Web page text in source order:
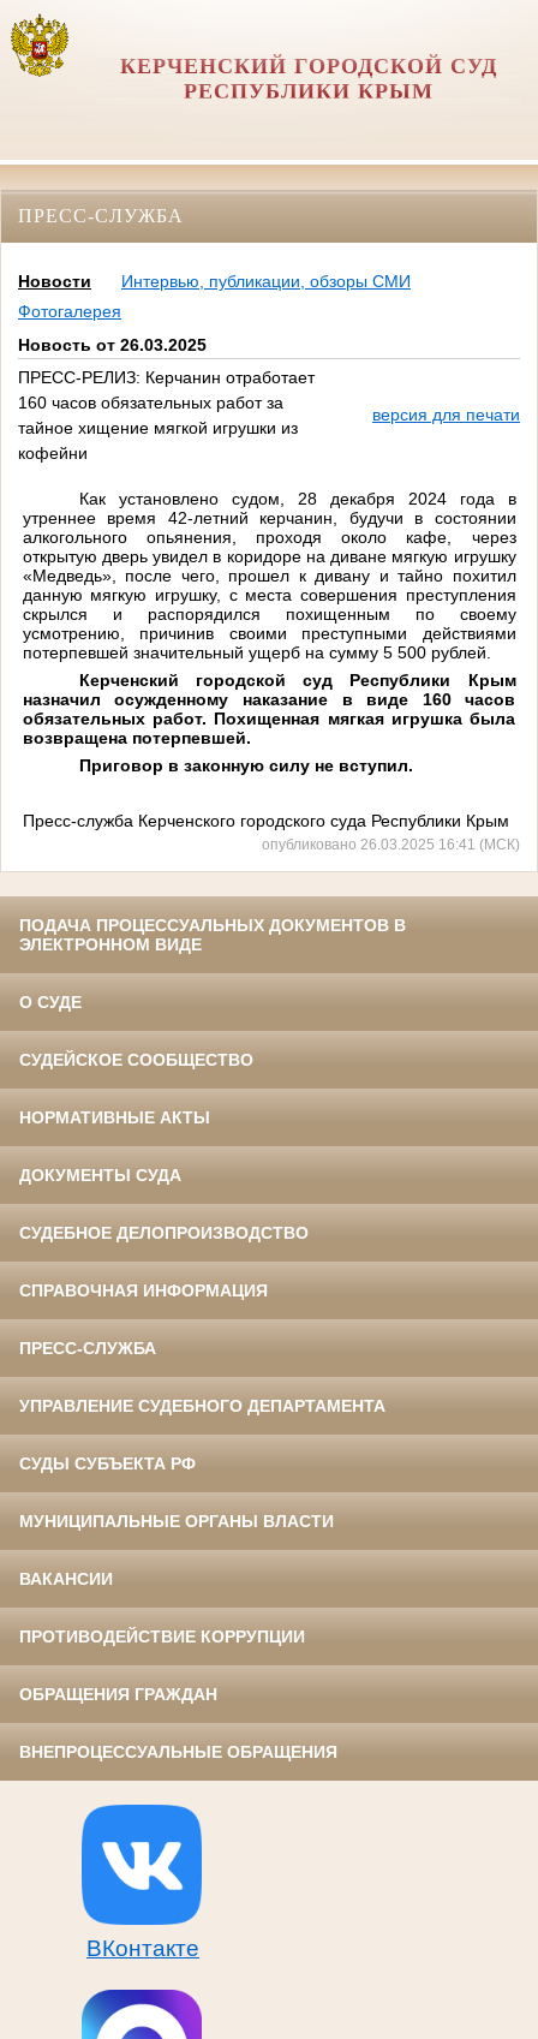
КЕРЧЕНСКИЙ ГОРОДСКОЙ СУД
РЕСПУБЛИКИ КРЫМ
ПРЕСС-СЛУЖБА
Новости
Интервью, публикации, обзоры СМИ
Фотогалерея
Новость от 26.03.2025
ПРЕСС-РЕЛИЗ: Керчанин отработает
160 часов обязательных работ за
тайное хищение мягкой игрушки из
кофейни
версия для печати
Как установлено судом, 28 декабря 2024 года в
утреннее время 42-летний керчанин, будучи в состоянии
алкогольного опьянения, проходя около кафе, через
открытую дверь увидел в коридоре на диване мягкую игрушку
«Медведь», после чего, прошел к дивану и тайно похитил
данную мягкую игрушку, с места совершения преступления
скрылся и распорядился похищенным по своему
усмотрению, причинив своими преступными действиями
потерпевшей значительный ущерб на сумму 5 500 рублей.
Керченский городской суд Республики Крым
назначил осужденному наказание в виде 160 часов
обязательных работ. Похищенная мягкая игрушка была
возвращена потерпевшей.
Приговор в законную силу не вступил.
Пресс-служба Керченского городского суда Республики Крым
опубликовано 26.03.2025 16:41 (МСК)
ПОДАЧА ПРОЦЕССУАЛЬНЫХ ДОКУМЕНТОВ В
ЭЛЕКТРОННОМ ВИДЕ
О СУДЕ
СУДЕЙСКОЕ СООБЩЕСТВО
НОРМАТИВНЫЕ АКТЫ
ДОКУМЕНТЫ СУДА
СУДЕБНОЕ ДЕЛОПРОИЗВОДСТВО
СПРАВОЧНАЯ ИНФОРМАЦИЯ
ПРЕСС-СЛУЖБА
УПРАВЛЕНИЕ СУДЕБНОГО ДЕПАРТАМЕНТА
СУДЫ СУБЪЕКТА РФ
МУНИЦИПАЛЬНЫЕ ОРГАНЫ ВЛАСТИ
ВАКАНСИИ
ПРОТИВОДЕЙСТВИЕ КОРРУПЦИИ
ОБРАЩЕНИЯ ГРАЖДАН
ВНЕПРОЦЕССУАЛЬНЫЕ ОБРАЩЕНИЯ
ВКонтакте